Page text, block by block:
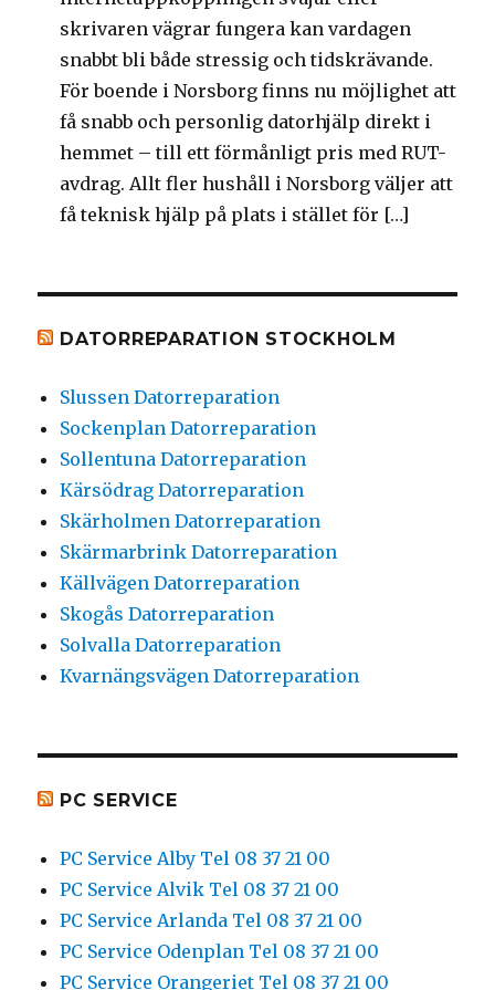
skrivaren vägrar fungera kan vardagen
snabbt bli både stressig och tidskrävande.
För boende i Norsborg finns nu möjlighet att
få snabb och personlig datorhjälp direkt i
hemmet – till ett förmånligt pris med RUT-
avdrag. Allt fler hushåll i Norsborg väljer att
få teknisk hjälp på plats i stället för […]
DATORREPARATION STOCKHOLM
Slussen Datorreparation
Sockenplan Datorreparation
Sollentuna Datorreparation
Kärsödrag Datorreparation
Skärholmen Datorreparation
Skärmarbrink Datorreparation
Källvägen Datorreparation
Skogås Datorreparation
Solvalla Datorreparation
Kvarnängsvägen Datorreparation
PC SERVICE
PC Service Alby Tel 08 37 21 00
PC Service Alvik Tel 08 37 21 00
PC Service Arlanda Tel 08 37 21 00
PC Service Odenplan Tel 08 37 21 00
PC Service Orangeriet Tel 08 37 21 00